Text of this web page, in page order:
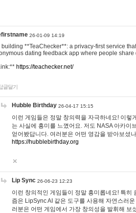
26-01-09 14:19
building **TeaChecker**: a privacy-first service
dating feedback app where people
https://teachecker.net/
글달기
Hubble Birthday 26-04-17 15:15
이런 게임들은 정말 창의력을 자극하네요! 이
는 사실에 흥미를 느꼈어요. 저도 NASA 아카이
얻어봤답니다. 여러분은 어떤 영감을 받아보셨
https://hubblebirthday.org
Lip Sync 26-06-23 12:23
이런 창의적인 게임들이 정말 흥미롭네요! 특히
즘은 LipSync AI 같은 도구를 사용해 자연스러
러분은 어떤 게임에서 가장 창의성을 발휘해 보